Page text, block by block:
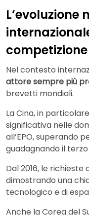
Nel contesto
attore sempre più
brevetti mondiali.
La Cina, in
significativa nelle
all’EPO, superando
guadagnando il
Dal 2016, le
dimostrando una
tecnologico e di
Anche la Corea del